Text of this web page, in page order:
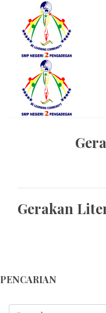
Gerakan
PENCARIAN